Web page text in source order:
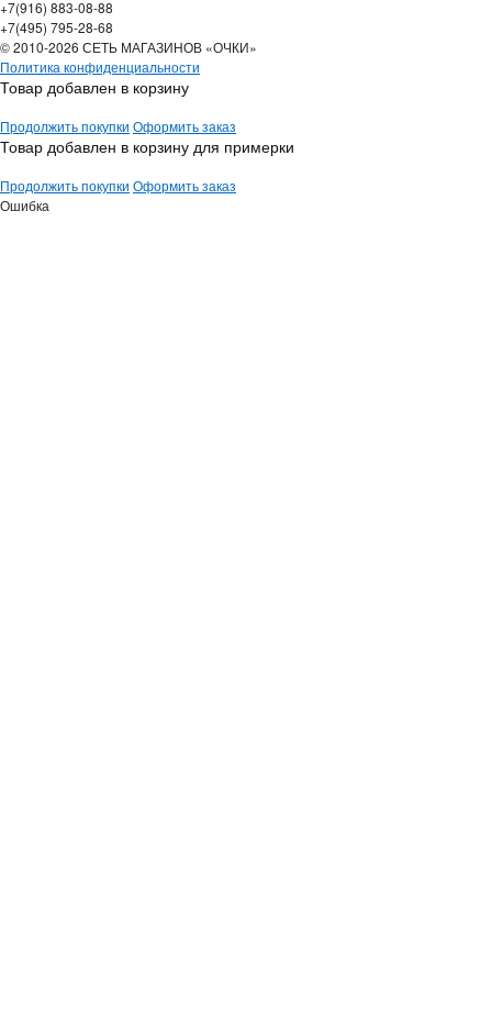
+7(916) 883-08-88
+7(495) 795-28-68
© 2010-2026 СЕТЬ МАГАЗИНОВ «ОЧКИ»
Политика конфиденциальности
Товар добавлен в корзину
Продолжить покупки Оформить заказ
Товар добавлен в корзину для примерки
Продолжить покупки Оформить заказ
Ошибка